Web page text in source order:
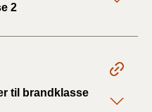
2
til brandklasse